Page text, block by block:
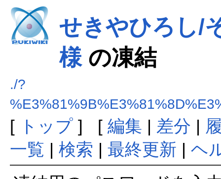
せきやひろし/
様の凍結
./?
[ トップ] [ 編集 | 差分 |
一覧 | 検索 | 最終更新 | ヘ